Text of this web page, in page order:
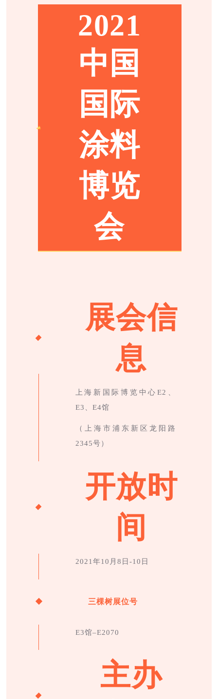
2021
中国
国际
涂料
博览
会
展会信
息
上海新国际博览中心E2、
E3、E4馆
（上海市浦东新区龙阳路
2345号）
开放时
间
2021年10月8日-10日
三棵树展位号
E3馆–E2070
主办